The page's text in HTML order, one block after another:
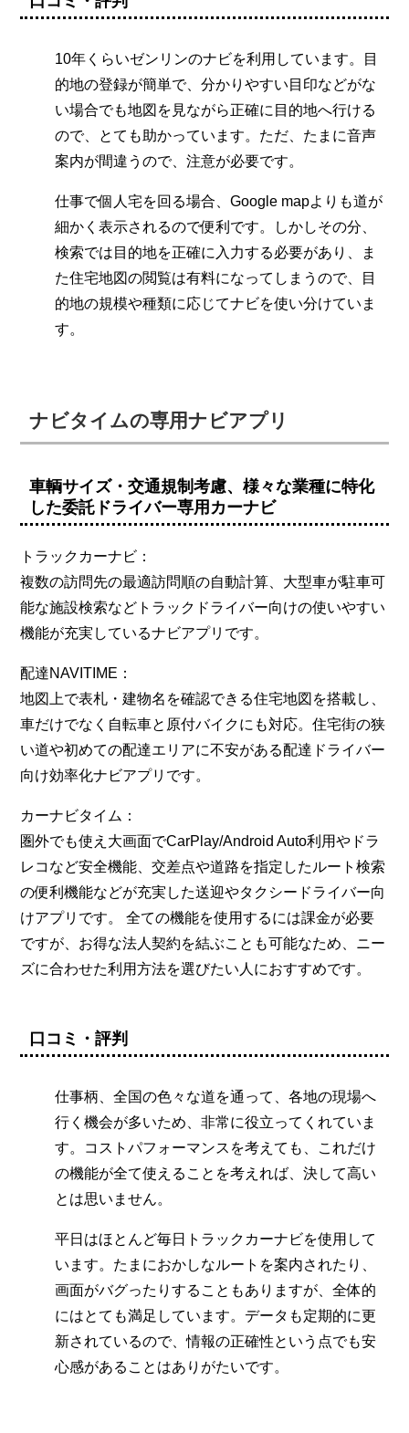
10年くらいゼンリンのナビを利用しています。目
的地の登録が簡単で、分かりやすい目印などがな
い場合でも地図を見ながら正確に目的地へ行ける
ので、とても助かっています。ただ、たまに音声
案内が間違うので、注意が必要です。
仕事で個人宅を回る場合、Google mapよりも道が
細かく表示されるので便利です。しかしその分、
検索では目的地を正確に入力する必要があり、ま
た住宅地図の閲覧は有料になってしまうので、目
的地の規模や種類に応じてナビを使い分けていま
す。
ナビタイムの専用ナビアプリ
車輌サイズ・交通規制考慮、様々な業種に特化
した委託ドライバー専用カーナビ
トラックカーナビ：
複数の訪問先の最適訪問順の自動計算、大型車が駐車可
能な施設検索などトラックドライバー向けの使いやすい
機能が充実しているナビアプリです。
配達NAVITIME：
地図上で表札・建物名を確認できる住宅地図を搭載し、
車だけでなく自転車と原付バイクにも対応。住宅街の狭
い道や初めての配達エリアに不安がある配達ドライバー
向け効率化ナビアプリです。
カーナビタイム：
圏外でも使え大画面でCarPlay/Android Auto利用やドラ
レコなど安全機能、交差点や道路を指定したルート検索
の便利機能などが充実した送迎やタクシードライバー向
けアプリです。 全ての機能を使用するには課金が必要
ですが、お得な法人契約を結ぶことも可能なため、ニー
ズに合わせた利用方法を選びたい人におすすめです。
口コミ・評判
仕事柄、全国の色々な道を通って、各地の現場へ
行く機会が多いため、非常に役立ってくれていま
す。コストパフォーマンスを考えても、これだけ
の機能が全て使えることを考えれば、決して高い
とは思いません。
平日はほとんど毎日トラックカーナビを使用して
います。たまにおかしなルートを案内されたり、
画面がバグったりすることもありますが、全体的
にはとても満足しています。データも定期的に更
新されているので、情報の正確性という点でも安
心感があることはありがたいです。